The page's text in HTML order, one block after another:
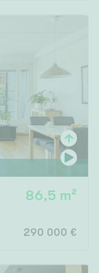
86,5 m²
piha-alue,
290 000 €